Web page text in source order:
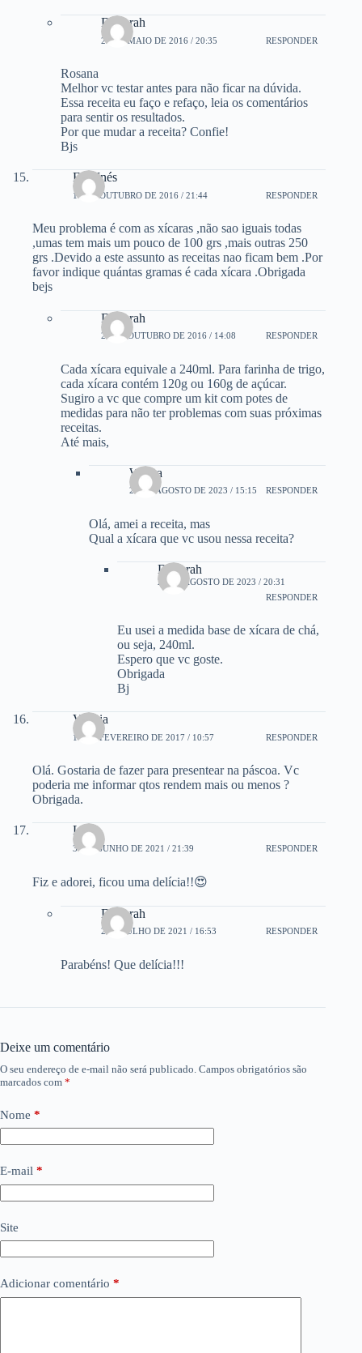
Deborah
23 DE MAIO DE 2016 / 20:35 RESPONDER
Rosana
Melhor vc testar antes para não ficar na dúvida.
Essa receita eu faço e refaço, leia os comentários
para sentir os resultados.
Por que mudar a receita? Confie!
Bjs
Eva Inés
19 DE OUTUBRO DE 2016 / 21:44 RESPONDER
Meu problema é com as xícaras ,não sao iguais todas
,umas tem mais um pouco de 100 grs ,mais outras 250
grs .Devido a este assunto as receitas nao ficam bem .Por
favor indique quántas gramas é cada xícara .Obrigada
bejs
Deborah
21 DE OUTUBRO DE 2016 / 14:08 RESPONDER
Cada xícara equivale a 240ml. Para farinha de trigo,
cada xícara contém 120g ou 160g de açúcar.
Sugiro a vc que compre um kit com potes de
medidas para não ter problemas com suas próximas
receitas.
Até mais,
Wilma
21 DE AGOSTO DE 2023 / 15:15 RESPONDER
Olá, amei a receita, mas
Qual a xícara que vc usou nessa receita?
Deborah
21 DE AGOSTO DE 2023 / 20:31
RESPONDER
Eu usei a medida base de xícara de chá,
ou seja, 240ml.
Espero que vc goste.
Obrigada
Bj
Valéria
16 DE FEVEREIRO DE 2017 / 10:57 RESPONDER
Olá. Gostaria de fazer para presentear na páscoa. Vc
poderia me informar qtos rendem mais ou menos ?
Obrigada.
Luisa
30 DE JUNHO DE 2021 / 21:39 RESPONDER
Fiz e adorei, ficou uma delícia!!😍
Deborah
2 DE JULHO DE 2021 / 16:53 RESPONDER
Parabéns! Que delícia!!!
Deixe um comentário
O seu endereço de e-mail não será publicado. Campos obrigatórios são
marcados com *
Nome *
E-mail *
Site
Adicionar comentário *